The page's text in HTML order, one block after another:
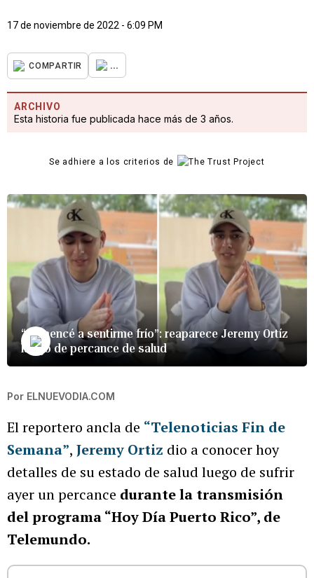
17 de noviembre de 2022 - 6:09 PM
COMPARTIR ...
ARCHIVO
Esta historia fue publicada hace más de 3 años.
Se adhiere a los criterios de
“Comencé a sentirme frío”: reaparece Jeremy Ortíz
luego de percance de salud
Por ELNUEVODIA.COM
El reportero ancla de “Telenoticias Fin de
Semana”, Jeremy Ortiz dio a conocer hoy
detalles de su estado de salud luego de sufrir
ayer un percance durante la transmisión
del programa “Hoy Día Puerto Rico”, de
Telemundo.